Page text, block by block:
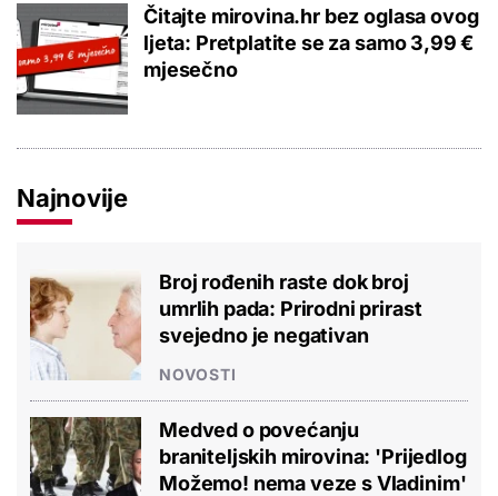
Čitajte mirovina.hr bez oglasa ovog
ljeta: Pretplatite se za samo 3,99 €
mjesečno
Najnovije
Broj rođenih raste dok broj
umrlih pada: Prirodni prirast
svejedno je negativan
NOVOSTI
Medved o povećanju
braniteljskih mirovina: 'Prijedlog
Možemo! nema veze s Vladinim'